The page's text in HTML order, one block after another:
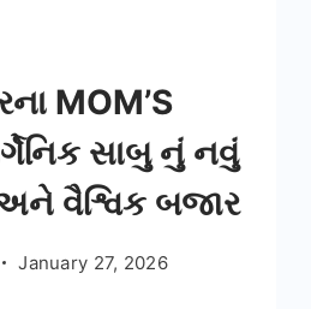
MOM’S
સાબુ નું નવું
વૈશ્વિક બજાર
January 27, 2026